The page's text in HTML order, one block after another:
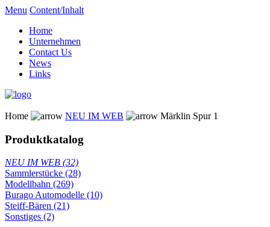
Menu Content/Inhalt
Home
Unternehmen
Contact Us
News
Links
Home NEU IM WEB Märklin Spur 1
Produktkatalog
NEU IM WEB (32)
Sammlerstücke (28)
Modellbahn (269)
Burago Automodelle (10)
Steiff-Bären (21)
Sonstiges (2)